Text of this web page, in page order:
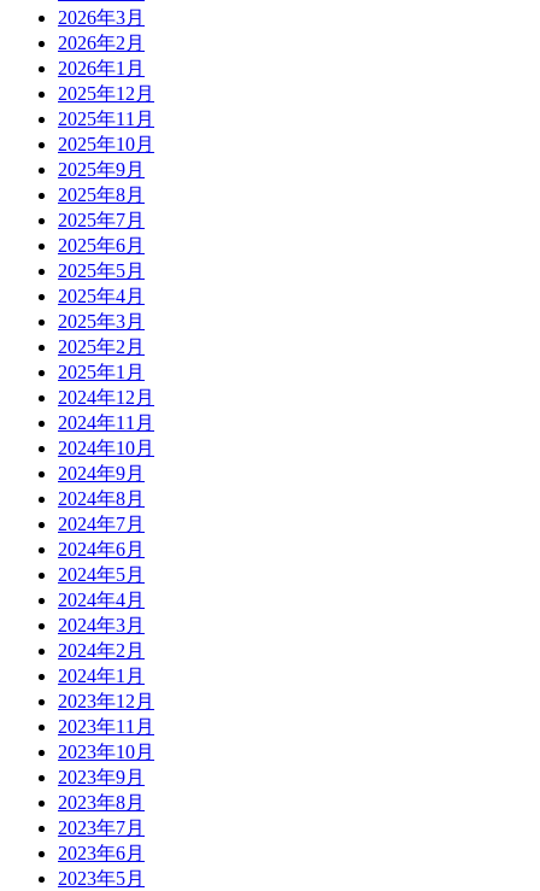
2026年3月
2026年2月
2026年1月
2025年12月
2025年11月
2025年10月
2025年9月
2025年8月
2025年7月
2025年6月
2025年5月
2025年4月
2025年3月
2025年2月
2025年1月
2024年12月
2024年11月
2024年10月
2024年9月
2024年8月
2024年7月
2024年6月
2024年5月
2024年4月
2024年3月
2024年2月
2024年1月
2023年12月
2023年11月
2023年10月
2023年9月
2023年8月
2023年7月
2023年6月
2023年5月